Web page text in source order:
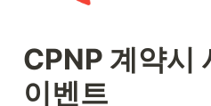
CPNP 계약시
이벤트